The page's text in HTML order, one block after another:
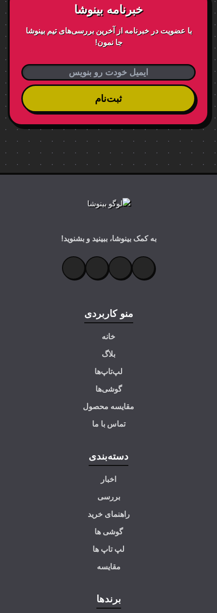
خبرنامه بینوشا
با عضویت در خبرنامه از آخرین بررسی‌های تیم بینوشا
جا نمون!
ثبت‌نام
به کمک بینوشا، ببینید و بشنوید!
منو کاربردی
خانه
بلاگ
لپ‌تاپ‌ها
گوشی‌ها
مقایسه محصول
تماس با ما
دسته‌بندی
اخبار
بررسی
راهنمای خرید
گوشی ها
لپ تاپ ها
مقایسه
برندها